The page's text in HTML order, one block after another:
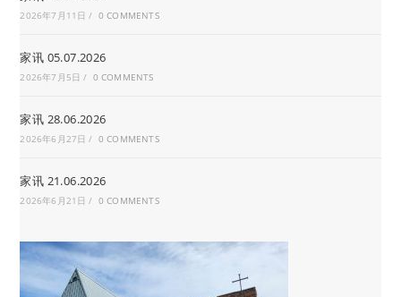
2026年7月11日 / 0 COMMENTS
家讯 05.07.2026
2026年7月5日 / 0 COMMENTS
家讯 28.06.2026
2026年6月27日 / 0 COMMENTS
家讯 21.06.2026
2026年6月21日 / 0 COMMENTS